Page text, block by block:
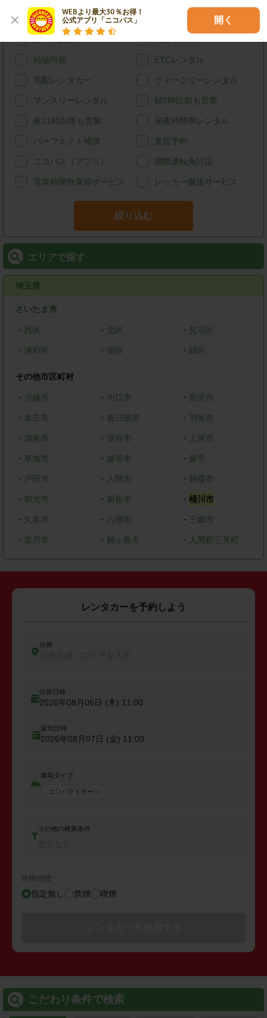
WEBより最大30％お得！
公式アプリ「ニコパス」
開く
ハイブリッド
給油可能 ETCレンタル
宅配レンタカー ウィークリーレンタル
マンスリーレンタル 朝7時以前も営業
夜21時以降も営業 深夜時間帯レンタル
パーフェクト補償 直前予約
ニコパス（アプリ） 国際運転免許証
営業時間外返却サービス レッカー搬送サービス
絞り込む
エリアで探す
埼玉県
さいたま市
・ 西区 ・ 北区 ・ 見沼区
・ 浦和区 ・ 南区 ・ 緑区
その他市区町村
・ 川越市 ・ 川口市 ・ 所沢市
・ 本庄市 ・ 春日部市 ・羽生市
・ 鴻巣市 ・ 深谷市 ・ 上尾市
・ 草加市 ・ 越谷市 ・ 蕨市
・ 戸田市 ・ 入間市 ・ 朝霞市
・ 和光市 ・ 新座市 ・桶川市
・ 久喜市 ・ 八潮市 ・ 三郷市
・ 坂戸市 ・ 鶴ヶ島市 ・ 入間郡三芳町
レンタカーを予約しよう
出発
出発日時
2026年08月06日 (木) 11:00
返却日時
2026年08月07日 (金) 11:00
車両タイプ
コンパクトカー
その他の検索条件
禁煙/喫煙
指定無し 禁煙 喫煙
こだわり条件で検索